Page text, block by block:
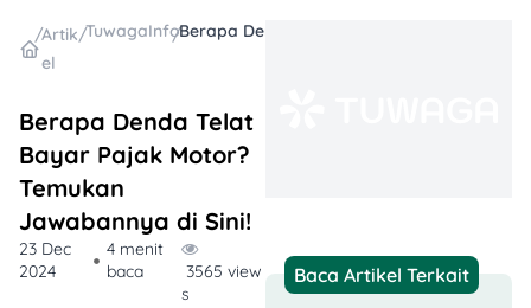
/Artik
el
/TuwagaInfo
/
Berapa Denda Telat
Bayar Pajak Motor?
Temukan
Jawabannya di Sini!
23 Dec
2024
4 menit
baca
3565 view
s
Baca Artikel Terkait